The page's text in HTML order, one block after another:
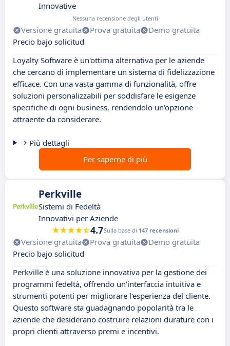
Innovative
Nessuna recensione degli utenti
Versione gratuita Prova gratuita
Demo gratuita
Precio bajo solicitud
Loyalty Software è un'ottima alternativa per le aziende
che cercano di implementare un sistema di fidelizzazione
efficace. Con una vasta gamma di funzionalità, offre
soluzioni personalizzabili per soddisfare le esigenze
specifiche di ogni business, rendendolo un'opzione
attraente da considerare.
Più dettagli
Per saperne di più
Perkville
Sistemi di Fedeltà
Innovativi per Aziende
4.7Sulla base di 147 recensioni
Versione gratuita Prova gratuita
Demo gratuita
Precio bajo solicitud
Perkville è una soluzione innovativa per la gestione dei
programmi fedeltà, offrendo un'interfaccia intuitiva e
strumenti potenti per migliorare l'esperienza del cliente.
Questo software sta guadagnando popolarità tra le
aziende che desiderano costruire relazioni durature con i
propri clienti attraverso premi e incentivi.